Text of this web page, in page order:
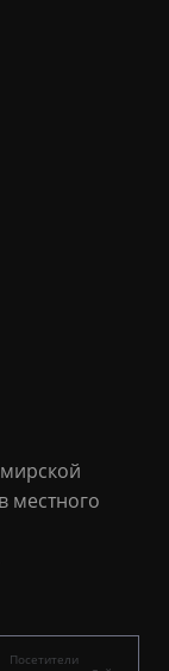
местного
Посетители